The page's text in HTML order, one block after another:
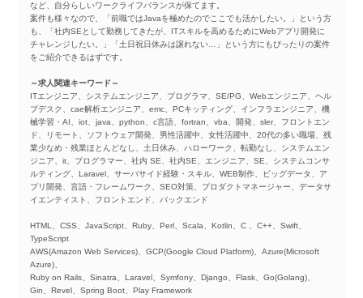
など、自分らしいワークライフバランスが保てます。
案件も様々なので、「前職ではJavaを極めたのでここでも活かしたい。」という方
も、「社内SEとして勤務してきたが、ITスキルを高めるためにWebアプリ開発に
チャレンジしたい。」「土日祝日休みは譲れない…」という方にもぴったりの案件
をご紹介できるはずです。
～求人関連キーワード～
ITエンジニア、システムエンジニア、プログラマ、SE/PG、Webエンジニア、ヘル
プデスク、cae解析エンジニア、emc、PCキッティング、インフラエンジニア、機
械学習・AI、iot、java、python、c言語、fortran、vba、開発、sler、フロントエン
ド、リモート、ソフトウェア開発、男性活躍中、女性活躍中、20代の多い職場、残
業少なめ・残業ほとんどなし、土日休み、ハローワーク、転勤なし、システムエン
ジニア、it、プログラマー、社内 SE、社内SE、エンジニア、SE、システムコンサ
ルティング、Laravel、サーバサイド経験・スキル、WEB制作、ビッグデータ、ア
プリ開発、言語・フレームワーク、SEO対策、プロダクトマネージャー、データサ
イエンティスト、フロントエンド、バックエンド
HTML、CSS、JavaScript、Ruby、Perl、Scala、Kotlin、C 、C++、Swift、
TypeScript
AWS(Amazon Web Services)、GCP(Google Cloud Platform)、Azure(Microsoft
Azure)、
Ruby on Rails、Sinatra、Laravel、Symfony、Django、Flask、Go(Golang)、
Gin、Revel、Spring Boot、Play Framework